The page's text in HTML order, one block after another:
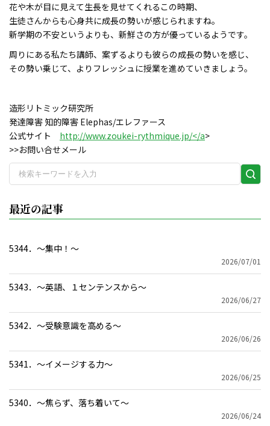
花や木が目に見えて生長を見せてくれるこの時期、
生徒さんからも心身共に成長の勢いが感じられますね。
新学期の不安というよりも、新鮮さの方が優っているようです。
周りにある私たち講師、案ずるよりも彼らの成長の勢いを感じ、
その勢い乗じて、よりフレッシュに授業を進めていきましょう。
造形リトミック研究所
発達障害 知的障害 Elephas/エレファース
公式サイト http://www.zoukei-rythmique.jp/</a>
>>お問い合せメール
検
最近の記事
5344．～集中！〜
2026/07/01
5343．～英語、１センテンスから〜
2026/06/27
5342．～受験意識を高める〜
2026/06/26
5341．～イメージする力〜
2026/06/25
5340．～焦らず、落ち着いて〜
2026/06/24